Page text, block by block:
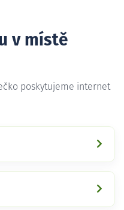
v místě
poskytujeme internet